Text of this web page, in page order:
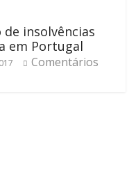
de insolvências
em Portugal
Comentários